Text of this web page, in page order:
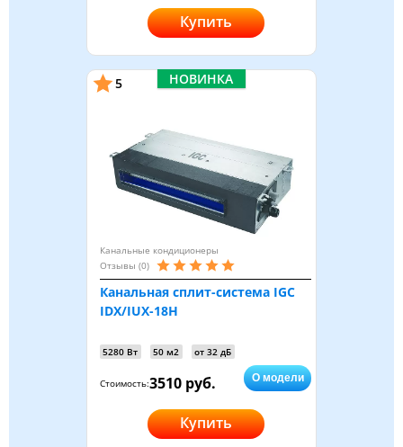
Купить
5 НОВИНКА
Канальные кондиционеры
Отзывы (0)
Канальная сплит-система IGC
IDX/IUX-18H
5280 Вт 50 м2 от 32 дБ
Стоимость:3510 руб. О модели
Купить